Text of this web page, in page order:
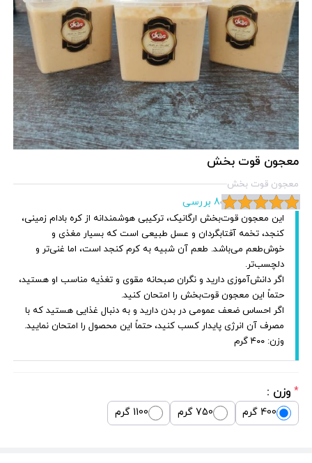
معجون قوت بخش
معجون قوت بخش
8 بررسی
این معجون قوت‌بخش ارگانیک، ترکیبی هوشمندانه از کره بادام زمینی،
کنجد، تخمه آفتابگردان و عسل طبیعی است که بسیار مغذی و
خوش‌طعم می‌باشد. طعم آن شبیه به کرم کنجد است، اما غنی‌تر و
دلچسب‌تر.
اگر دانش‌آموزی دارید و نگران صبحانه مقوی و تغذیه مناسب او هستید،
حتماً این معجون قوت‌بخش را امتحان کنید.
اگر احساس ضعف عمومی در بدن دارید و به دنبال غذایی هستید که با
مصرف آن انرژی پایدار کسب کنید، حتماً این محصول را امتحان نمایید.
وزن: ۴۰۰ گرم
* وزن :
400 گرم 750 گرم 1100 گرم